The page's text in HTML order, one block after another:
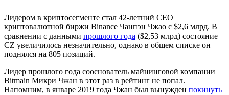
Лидером в криптосегменте стал 42-летний CEO
криптовалютной биржи Binance Чанпэн Чжао с $2,6 млрд. В
сравнении с данными прошлого года ($2,53 млрд) состояние
CZ увеличилось незначительно, однако в общем списке он
поднялся на 805 позиций.
Лидер прошлого года сооснователь майнинговой компании
Bitmain Микри Чжан в этот раз в рейтинг не попал.
Напомним, в январе 2019 года Чжан был вынужден покинуть